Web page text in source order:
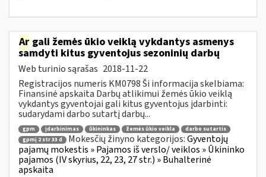
Ar gali žemės ūkio veiklą vykdantys asmenys
samdyti kitus gyventojus sezoninių darbų
Web turinio sąrašas 2018-11-22
Registracijos numeris KM0798 Ši informacija skelbiama:
Finansinė apskaita Darbų atlikimui žemės ūkio veiklą
vykdantys gyventojai gali kitus gyventojus įdarbinti:
sudarydami darbo sutartį darbų...
gpm įdarbinimas ūkininkas žemės ūkio veikla
darbo sutartis
gpmį 2 str 33 d
Mokesčių žinyno kategorijos:Gyventojų
pajamų mokestis » Pajamos iš verslo/ veiklos » Ūkininko
pajamos (IV skyrius, 22, 23, 27 str.) » Buhalterinė
apskaita